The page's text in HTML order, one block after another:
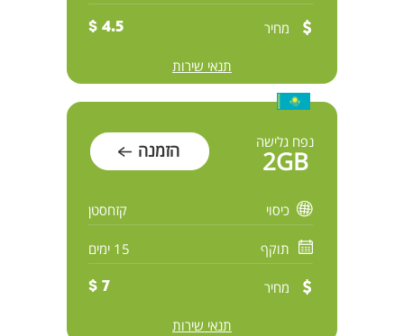
מחיר 4.5 $
תנאי שירות
נפח גלישה
2GB הזמנה
כיסוי קזחסטן
תוקף 15 ימים
מחיר 7 $
תנאי שירות